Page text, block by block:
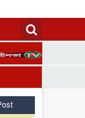
মজুত রাখার